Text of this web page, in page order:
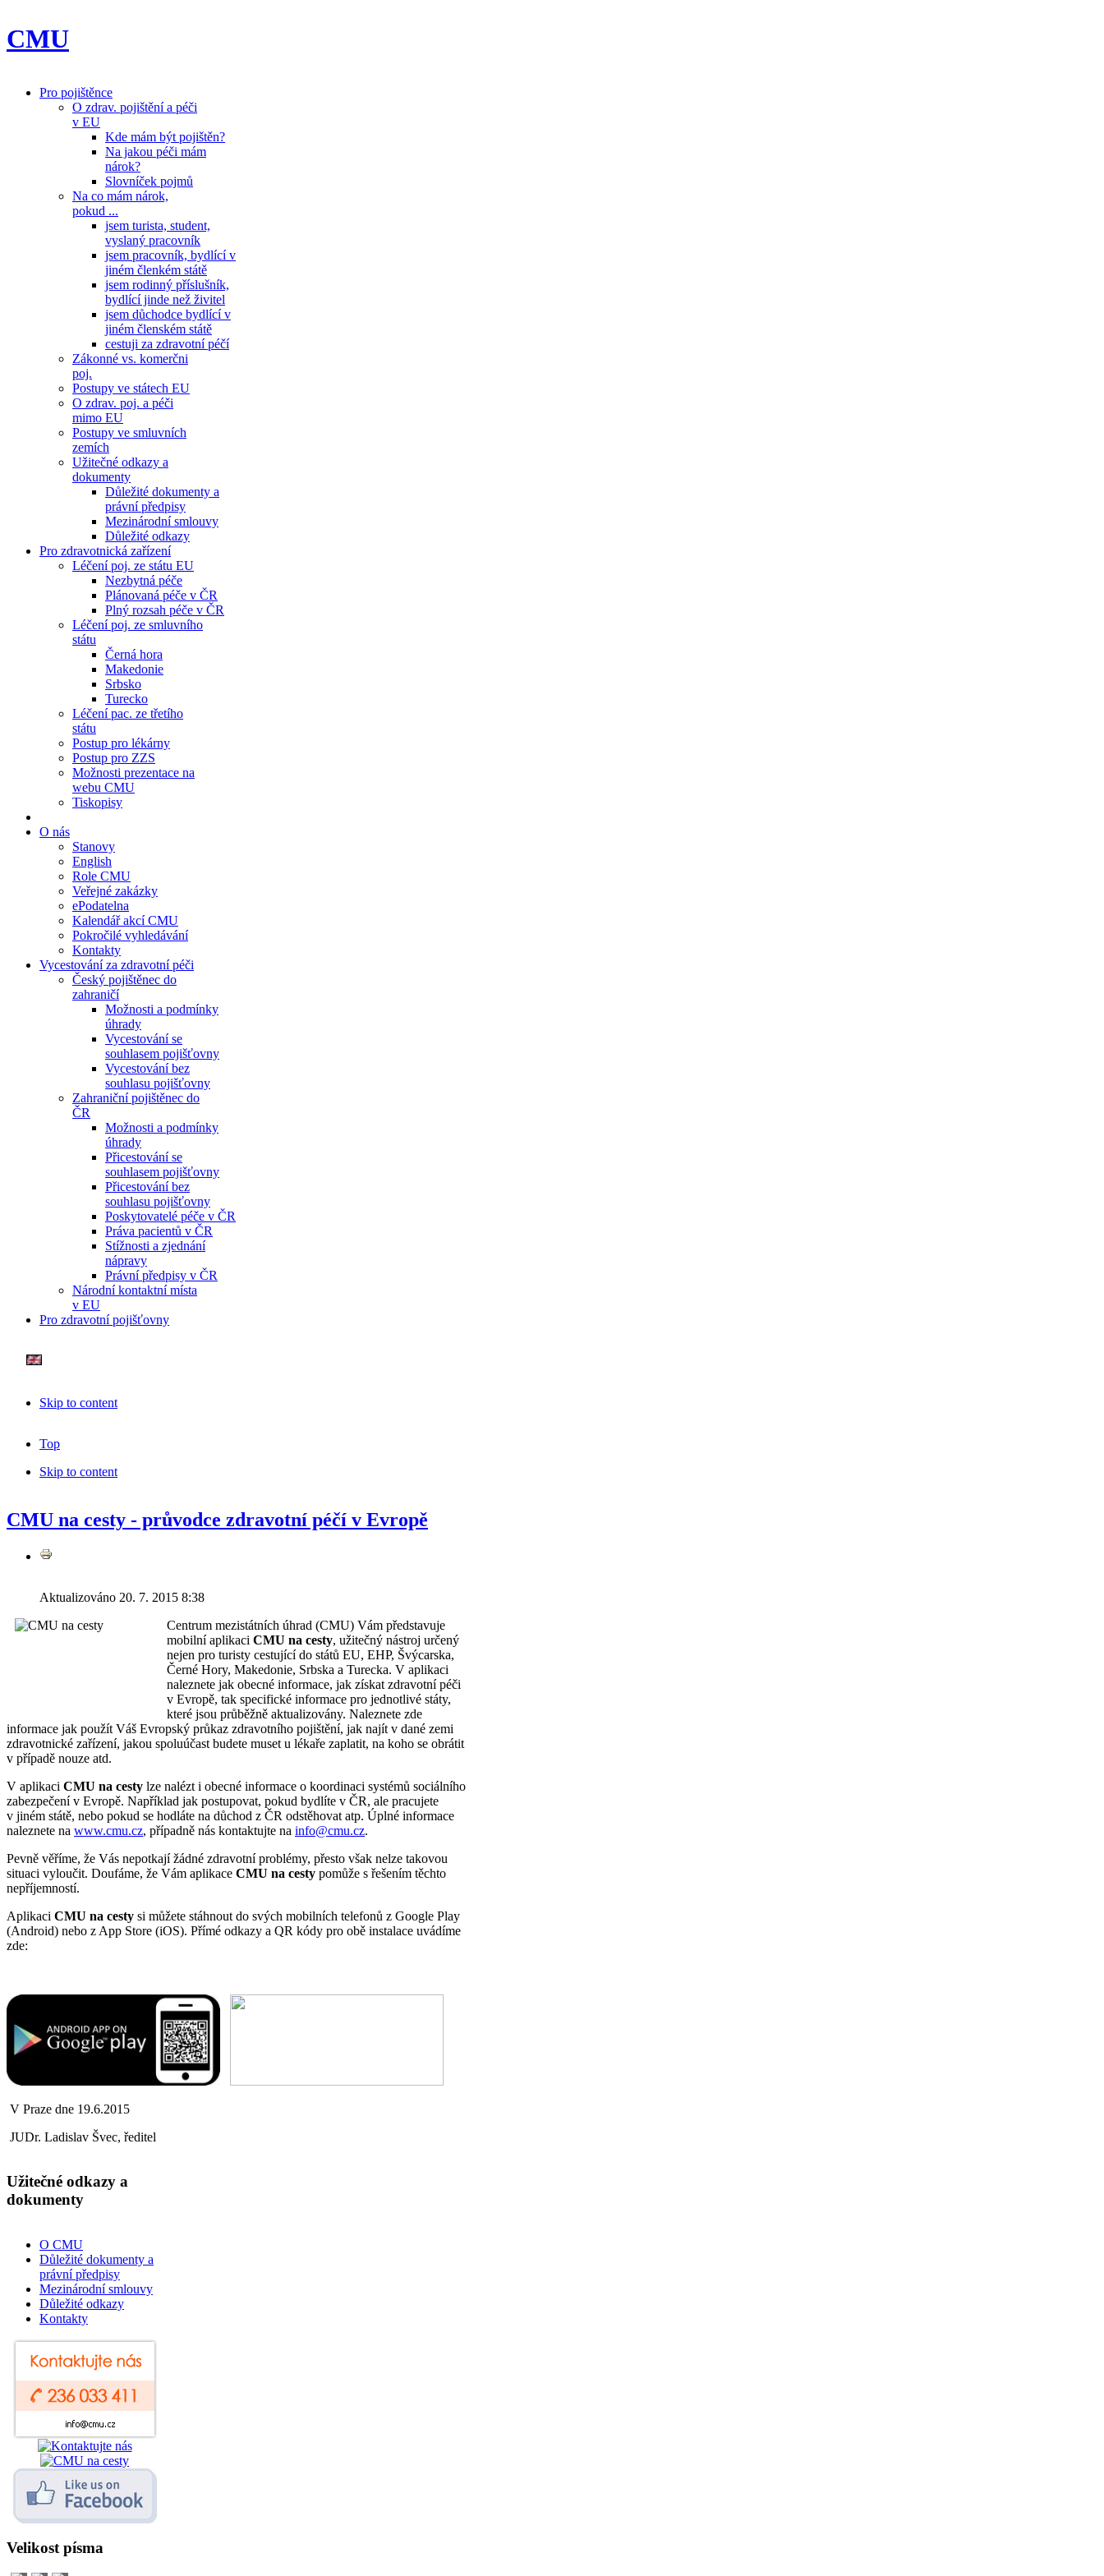
CMU
Pro pojištěnce
O zdrav. pojištění a péči
v EU
Kde mám být pojištěn?
Na jakou péči mám
nárok?
Slovníček pojmů
Na co mám nárok,
pokud ...
jsem turista, student,
vyslaný pracovník
jsem pracovník, bydlící v
jiném členkém státě
jsem rodinný příslušník,
bydlící jinde než živitel
jsem důchodce bydlící v
jiném členském státě
cestuji za zdravotní péčí
Zákonné vs. komerčni
poj.
Postupy ve státech EU
O zdrav. poj. a péči
mimo EU
Postupy ve smluvních
zemích
Užitečné odkazy a
dokumenty
Důležité dokumenty a
právní předpisy
Mezinárodní smlouvy
Důležité odkazy
Pro zdravotnická zařízení
Léčení poj. ze státu EU
Nezbytná péče
Plánovaná péče v ČR
Plný rozsah péče v ČR
Léčení poj. ze smluvního
státu
Černá hora
Makedonie
Srbsko
Turecko
Léčení pac. ze třetího
státu
Postup pro lékárny
Postup pro ZZS
Možnosti prezentace na
webu CMU
Tiskopisy
O nás
Stanovy
English
Role CMU
Veřejné zakázky
ePodatelna
Kalendář akcí CMU
Pokročilé vyhledávání
Kontakty
Vycestování za zdravotní péči
Český pojištěnec do
zahraničí
Možnosti a podmínky
úhrady
Vycestování se
souhlasem pojišťovny
Vycestování bez
souhlasu pojišťovny
Zahraniční pojištěnec do
ČR
Možnosti a podmínky
úhrady
Přicestování se
souhlasem pojišťovny
Přicestování bez
souhlasu pojišťovny
Poskytovatelé péče v ČR
Práva pacientů v ČR
Stížnosti a zjednání
nápravy
Právní předpisy v ČR
Národní kontaktní místa
v EU
Pro zdravotní pojišťovny
Skip to content
Top
Skip to content
CMU na cesty - průvodce zdravotní péčí v Evropě
Aktualizováno 20. 7. 2015 8:38
Centrum mezistátních úhrad (CMU) Vám představuje
mobilní aplikaci CMU na cesty, užitečný nástroj určený
nejen pro turisty cestující do států EU, EHP, Švýcarska,
Černé Hory, Makedonie, Srbska a Turecka. V aplikaci
naleznete jak obecné informace, jak získat zdravotní péči
v Evropě, tak specifické informace pro jednotlivé státy,
které jsou průběžně aktualizovány. Naleznete zde
informace jak použít Váš Evropský průkaz zdravotního pojištění, jak najít v dané zemi
zdravotnické zařízení, jakou spoluúčast budete muset u lékaře zaplatit, na koho se obrátit
v případě nouze atd.
V aplikaci CMU na cesty lze nalézt i obecné informace o koordinaci systémů sociálního
zabezpečení v Evropě. Například jak postupovat, pokud bydlíte v ČR, ale pracujete
v jiném státě, nebo pokud se hodláte na důchod z ČR odstěhovat atp. Úplné informace
naleznete na www.cmu.cz, případně nás kontaktujte na info@cmu.cz.
Pevně věříme, že Vás nepotkají žádné zdravotní problémy, přesto však nelze takovou
situaci vyloučit. Doufáme, že Vám aplikace CMU na cesty pomůže s řešením těchto
nepříjemností.
Aplikaci CMU na cesty si můžete stáhnout do svých mobilních telefonů z Google Play
(Android) nebo z App Store (iOS). Přímé odkazy a QR kódy pro obě instalace uvádíme
zde:
V Praze dne 19.6.2015
JUDr. Ladislav Švec, ředitel
Užitečné odkazy a
dokumenty
O CMU
Důležité dokumenty a
právní předpisy
Mezinárodní smlouvy
Důležité odkazy
Kontakty
Velikost písma